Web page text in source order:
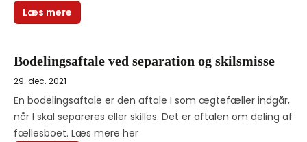
Læs mere
Bodelingsaftale ved separation og skilsmisse
29. dec. 2021
En bodelingsaftale er den aftale I som ægtefæller indgår,
når I skal separeres eller skilles. Det er aftalen om deling af
fællesboet. Læs mere her